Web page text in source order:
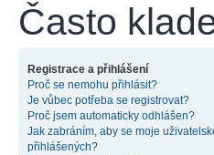
Často
Registrace a přihlášení
Proč se nemohu přihlásit?
Je vůbec potřeba se registrovat?
Proč jsem automaticky odhlášen?
Jak zabráním, aby se moje
přihlášených?